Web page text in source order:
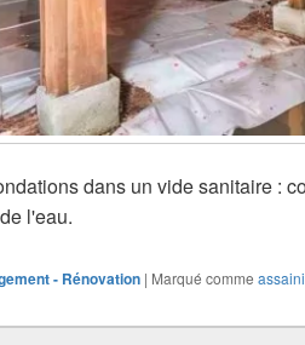
dans un vide sanitaire :
l'eau.
- Rénovation | Marqué comme